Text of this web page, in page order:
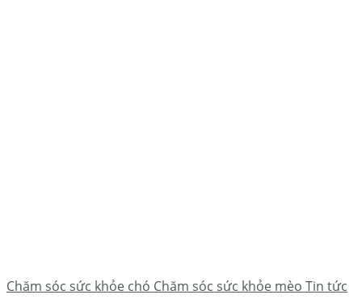
Chăm sóc sức khỏe chó Chăm sóc sức khỏe mèo Tin tức